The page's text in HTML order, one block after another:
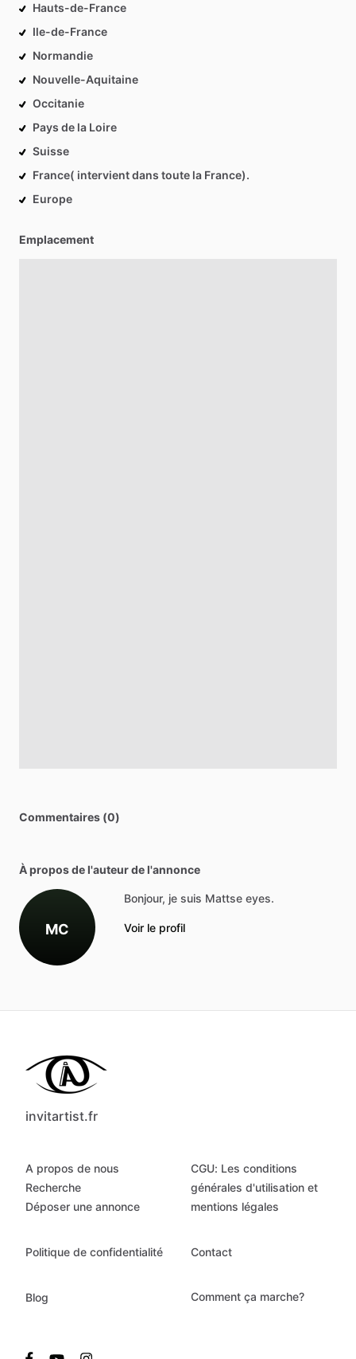
Hauts-de-France
Ile-de-France
Normandie
Nouvelle-Aquitaine
Occitanie
Pays de la Loire
Suisse
France( intervient dans toute la France).
Europe
Emplacement
Commentaires (0)
À propos de l'auteur de l'annonce
MC
Bonjour, je suis Mattse eyes.
Voir le profil
invitartist.fr
A propos de nous
Recherche
Déposer une annonce
CGU: Les conditions
générales d'utilisation et
mentions légales
Politique de confidentialité Contact
Blog Comment ça marche?